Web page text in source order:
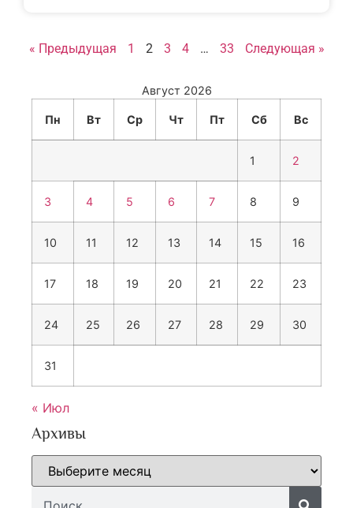
« Предыдущая 1 2 3 4 … 33 Следующая »
Август 2026
Пн Вт Ср Чт Пт Сб Вс
1 2
3 4 5 6 7 8 9
10 11 12 13 14 15 16
17 18 19 20 21 22 23
24 25 26 27 28 29 30
31
« Июл
Архивы